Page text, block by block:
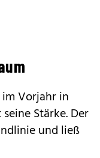
Vorjahr in
Stärke. Der
und ließ